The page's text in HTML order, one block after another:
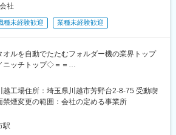
社
種未経験歓迎 業種未経験歓迎
ルを自動でたたむフォルダー機の業界トップ
ニッチトップ◇＝＝
ト★
自動でたたむフォルダー機の業界トップクラ
海外27の国と地域からも受注するなど安定した
転勤もなく長期的に働きやすい環境！
越工場住所：埼玉県川越市芳野台2-8-75 受動喫
禁煙変更の範囲：会社の定める事業所
駅